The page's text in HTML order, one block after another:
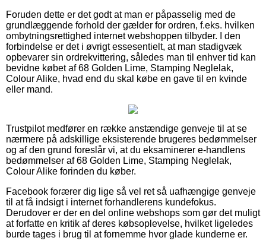
Foruden dette er det godt at man er påpasselig med de
grundlæggende forhold der gælder for ordren, f.eks. hvilken
ombytningsrettighed internet webshoppen tilbyder. I den
forbindelse er det i øvrigt essesentielt, at man stadigvæk
opbevarer sin ordrekvittering, således man til enhver tid kan
bevidne købet af 68 Golden Lime, Stamping Neglelak,
Colour Alike, hvad end du skal købe en gave til en kvinde
eller mand.
Trustpilot medfører en række anstændige genveje til at se
nærmere på adskillige eksisterende brugeres bedømmelser
og af den grund foreslår vi, at du eksaminerer e-handlens
bedømmelser af 68 Golden Lime, Stamping Neglelak,
Colour Alike forinden du køber.
Facebook forærer dig lige så vel ret så uafhængige genveje
til at få indsigt i internet forhandlerens kundefokus.
Derudover er der en del online webshops som gør det muligt
at forfatte en kritik af deres købsoplevelse, hvilket ligeledes
burde tages i brug til at fornemme hvor glade kunderne er.